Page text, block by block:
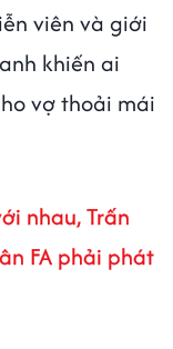
viên và giới
khiến ai
vợ thoải mái
nhau, Trấn
FA phải phát